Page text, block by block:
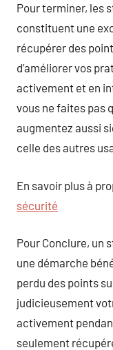
Pour terminer, les
constituent une
récupérer des
d’améliorer vos
activement et en
vous ne faites pas
augmentez aussi
celle des autres
En savoir plus à
sécurité
Pour Conclure, un
une démarche
perdu des points
judicieusement
activement
seulement